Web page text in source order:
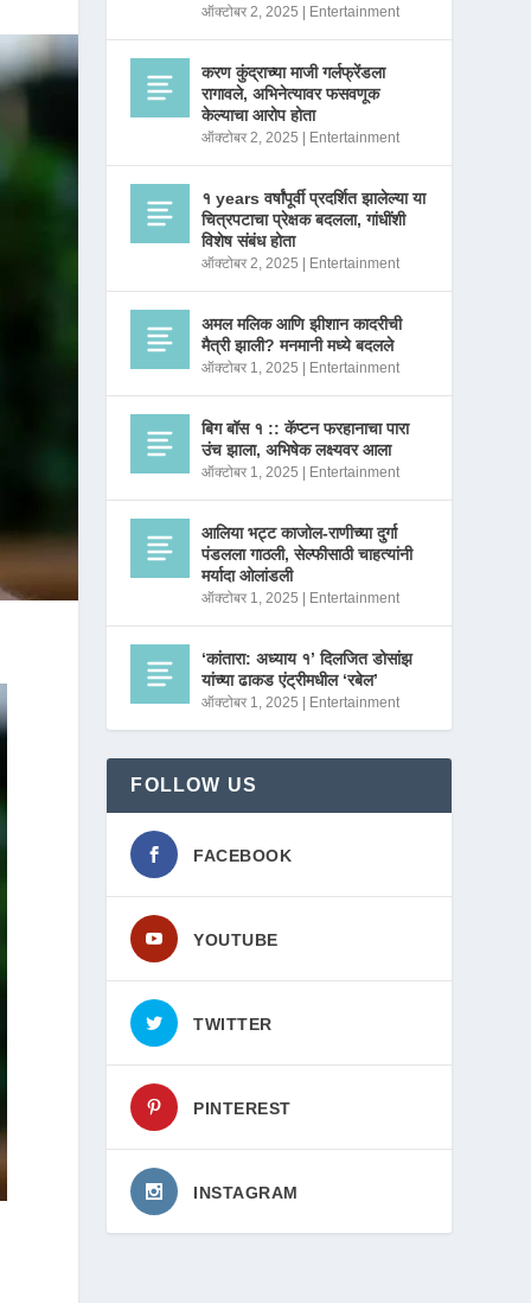
ऑक्टोबर 2, 2025 Entertainment
करण कुंद्राच्या माजी गर्लफ्रेंडला
रागावले, अभिनेत्यावर फसवणूक
केल्याचा आरोप होता
ऑक्टोबर 2, 2025 Entertainment
१ years वर्षांपूर्वी प्रदर्शित झालेल्या या
चित्रपटाचा प्रेक्षक बदलला, गांधींशी
विशेष संबंध होता
ऑक्टोबर 2, 2025 Entertainment
अमल मलिक आणि झीशान कादरीची
मैत्री झाली? मनमानी मध्ये बदलले
ऑक्टोबर 1, 2025 Entertainment
बिग बॉस १ :: कॅप्टन फरहानाचा पारा
उंच झाला, अभिषेक लक्ष्यवर आला
ऑक्टोबर 1, 2025 Entertainment
आलिया भट्ट काजोल-राणीच्या दुर्गा
पंडलला गाठली, सेल्फीसाठी चाहत्यांनी
मर्यादा ओलांडली
ऑक्टोबर 1, 2025 Entertainment
‘कांतारा: अध्याय १’ दिलजित डोसांझ
यांच्या ढाकड एंट्रीमधील ‘रबेल’
ऑक्टोबर 1, 2025 Entertainment
FOLLOW US
FACEBOOK
YOUTUBE
TWITTER
PINTEREST
INSTAGRAM